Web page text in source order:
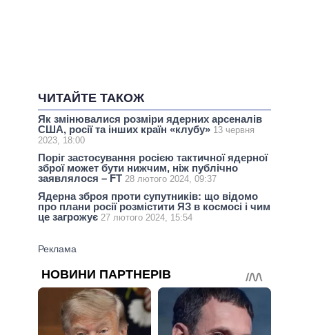
ЧИТАЙТЕ ТАКОЖ
Як змінювалися розміри ядерних арсеналів
США, росії та інших країн «клубу» 13 червня
2023, 18:00
Поріг застосування росією тактичної ядерної
зброї может бути нижчим, ніж публічно
заявлялося – FT 28 лютого 2024, 09:37
Ядерна зброя проти супутників: що відомо
про плани росії розмістити ЯЗ в космосі і чим
це загрожує 27 лютого 2024, 15:54